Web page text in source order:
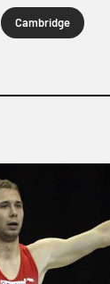
Cambridge